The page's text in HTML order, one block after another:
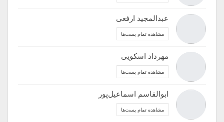
عبدالمجید ارفعی
مشاهده تمام پست‌ها
مهرداد اسکویی
مشاهده تمام پست‌ها
ابوالقاسم اسماعیل‌پور
مشاهده تمام پست‌ها